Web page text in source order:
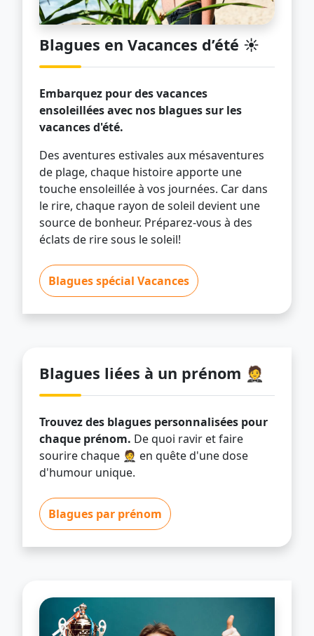
Blagues en Vacances d’été ☀️
Embarquez pour des vacances
ensoleillées avec nos blagues sur les
vacances d'été.
Des aventures estivales aux mésaventures
de plage, chaque histoire apporte une
touche ensoleillée à vos journées. Car dans
le rire, chaque rayon de soleil devient une
source de bonheur. Préparez-vous à des
éclats de rire sous le soleil!
Blagues spécial Vacances
Blagues liées à un prénom 🤵
Trouvez des blagues personnalisées pour
chaque prénom. De quoi ravir et faire
sourire chaque 🤵 en quête d'une dose
d'humour unique.
Blagues par prénom